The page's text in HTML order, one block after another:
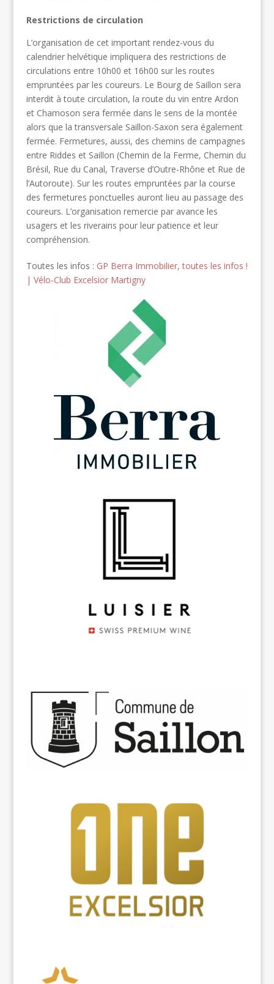
Restrictions de circulation
L’organisation de cet important rendez-vous du
calendrier helvétique impliquera des restrictions de
circulations entre 10h00 et 16h00 sur les routes
empruntées par les coureurs. Le Bourg de Saillon sera
interdit à toute circulation, la route du vin entre Ardon
et Chamoson sera fermée dans le sens de la montée
alors que la transversale Saillon-Saxon sera également
fermée. Fermetures, aussi, des chemins de campagnes
entre Riddes et Saillon (Chemin de la Ferme, Chemin du
Brésil, Rue du Canal, Traverse d’Outre-Rhône et Rue de
l’Autoroute). Sur les routes empruntées par la course
des fermetures ponctuelles auront lieu au passage des
coureurs. L’organisation remercie par avance les
usagers et les riverains pour leur patience et leur
compréhension.
Toutes les infos : GP Berra Immobilier, toutes les infos !
| Vélo-Club Excelsior Martigny